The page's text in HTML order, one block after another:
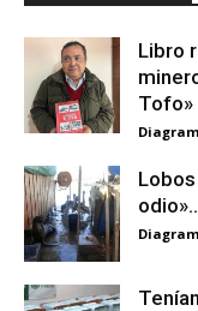
Libro
Tofo»